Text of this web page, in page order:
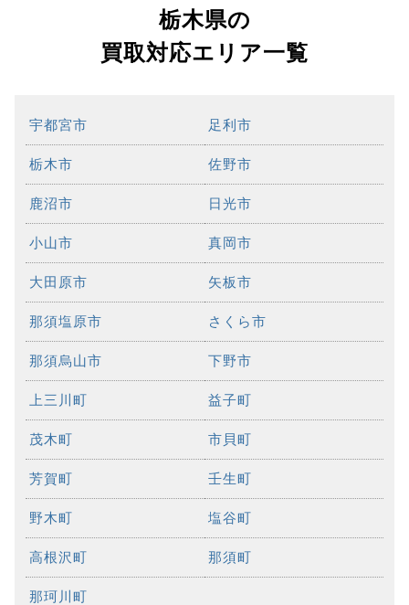
栃木県の
買取対応エリア一覧
宇都宮市 足利市
栃木市 佐野市
鹿沼市 日光市
小山市 真岡市
大田原市 矢板市
那須塩原市 さくら市
那須烏山市 下野市
上三川町 益子町
茂木町 市貝町
芳賀町 壬生町
野木町 塩谷町
高根沢町 那須町
那珂川町